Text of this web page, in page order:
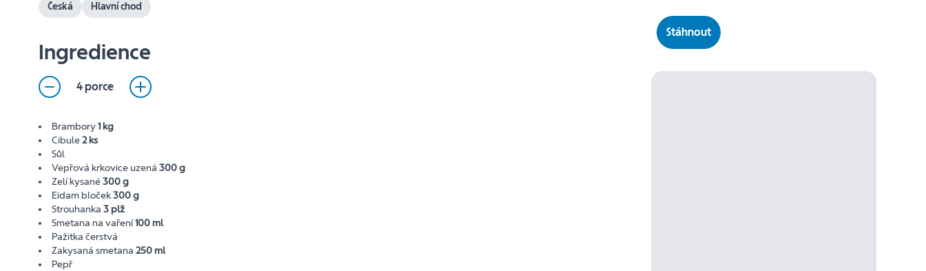
Česká Hlavní chod
Ingredience
4 porce
Brambory1 kg
Cibule2 ks
Sůl
Vepřová krkovice uzená300 g
Zelí kysané300 g
Eidam bloček300 g
Strouhanka3 plž
Smetana na vaření100 ml
Pažitka čerstvá
Zakysaná smetana250 ml
Pepř
Stáhnout